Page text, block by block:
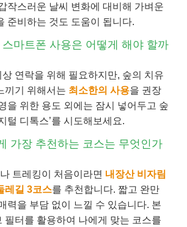
작스러운 날씨 변화에 대비해 가벼운
준비하는 것도 도움이 됩니다.
마트폰 사용은 어떻게 해야 할까
연락을 위해 필요하지만, 숲의 치유
끼기 위해서는 최소한의 사용을 권장
을 위한 용도 외에는 잠시 넣어두고 숲
털 디톡스’를 시도해보세요.
가장 추천하는 코스는 무엇인가
트레킹이 처음이라면 내장산 비자림
레길 3코스를 추천합니다. 짧고 완만
력을 부담 없이 느낄 수 있습니다. 본
필터를 활용하여 나에게 맞는 코스를